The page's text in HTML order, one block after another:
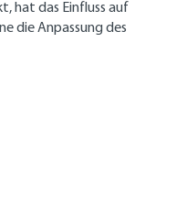
hat das Einfluss auf
die Anpassung des